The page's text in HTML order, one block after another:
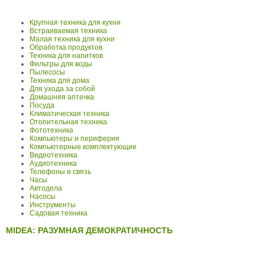
Крупная техника для кухни
Встраиваемая техника
Малая техника для кухни
Обработка продуктов
Техника для напитков
Фильтры для воды
Пылесосы
Техника для дома
Для ухода за собой
Домашняя аптечка
Посуда
Климатическая техника
Отопительная техника
Фототехника
Компьютеры и периферия
Компьютерные комплектующие
Видеотехника
Аудиотехника
Телефоны и связь
Часы
Автодела
Насосы
Инструменты
Садовая техника
MIDEA: РАЗУМНАЯ ДЕМОКРАТИЧНОСТЬ